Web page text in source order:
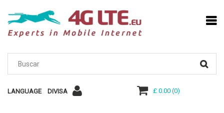
LANGUAGE DIVISA £ 0.00(0)